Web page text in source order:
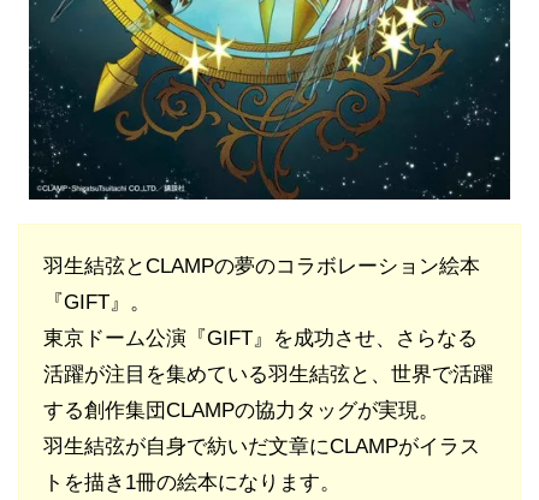
羽生結弦とCLAMPの夢のコラボレーション絵本
『GIFT』。
東京ドーム公演『GIFT』を成功させ、さらなる
活躍が注目を集めている羽生結弦と、世界で活躍
する創作集団CLAMPの協力タッグが実現。
羽生結弦が自身で紡いだ文章にCLAMPがイラス
トを描き1冊の絵本になります。